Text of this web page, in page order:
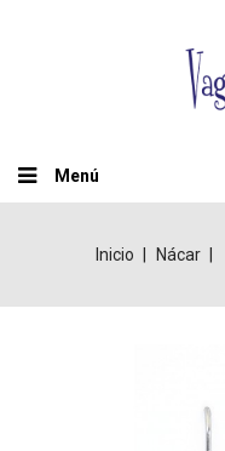
Menú
Inicio Nácar